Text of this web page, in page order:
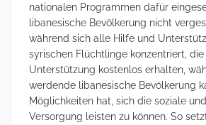
nationalen Programmen dafür
libanesische Bevölkerung nicht
während sich alle Hilfe und
syrischen Flüchtlinge konzentriert,
Unterstützung kostenlos erhalten,
werdende libanesische Bevölkerung
Möglichkeiten hat, sich die soziale
Versorgung leisten zu können. So